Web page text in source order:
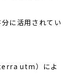
に活用されてい
utm）によ